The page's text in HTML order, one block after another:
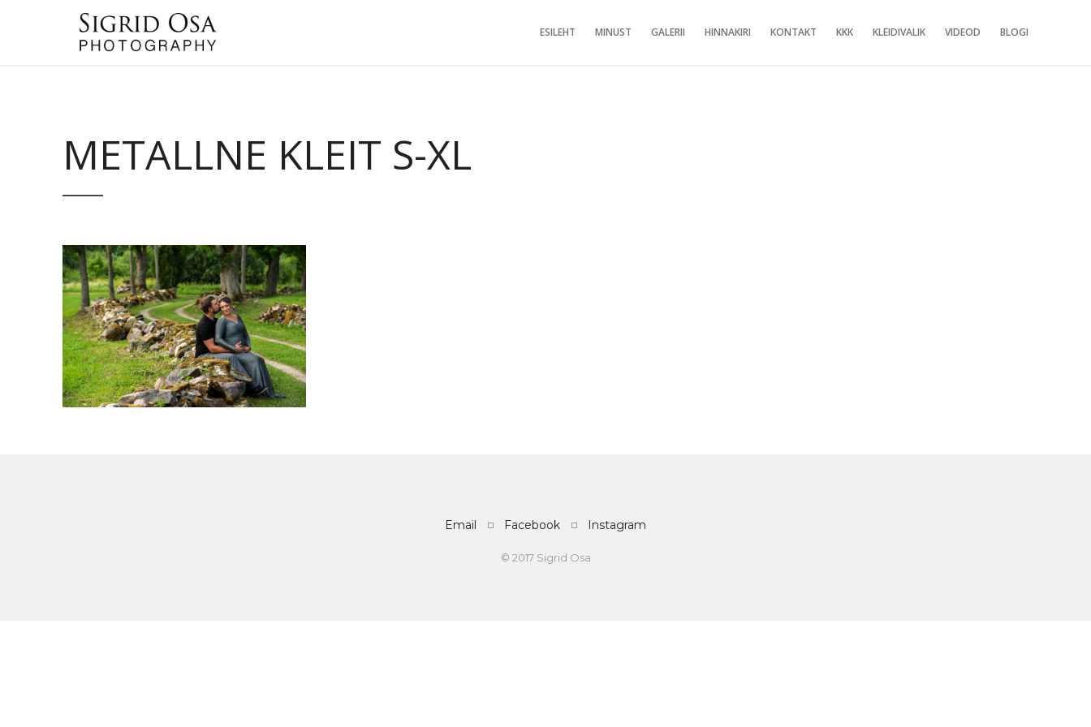
ESILEHT MINUST GALERII HINNAKIRI KONTAKT KKK KLEIDIVALIK VIDEOD BLOGI
METALLNE KLEIT S-XL
Email Facebook Instagram
© 2017 Sigrid Osa